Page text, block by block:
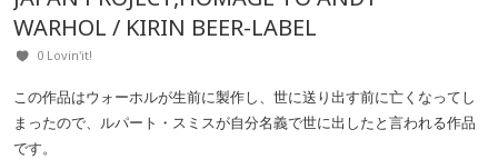
WARHOL / KIRIN BEER-LABEL
0 Lovin'it!
この作品はウォーホルが生前に製作し、世に送り出す前に亡くなってし
まったので、ルパート・スミスが自分名義で世に出したと言われる作品
です。